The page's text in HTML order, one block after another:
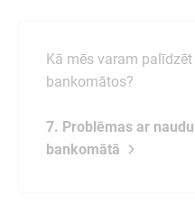
Kā mēs varam
bankomātos?
7. Problēmas ar
bankomātā